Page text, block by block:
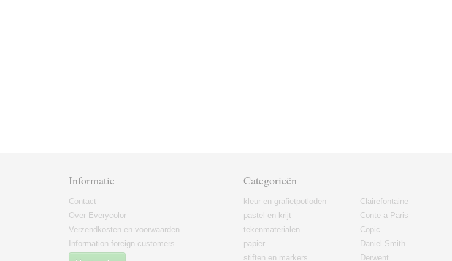
Informatie
Contact
Over Everycolor
Verzendkosten en voorwaarden
Information foreign customers
Categorieën
kleur en grafietpotloden
pastel en krijt
tekenmaterialen
papier
stiften en markers
Clairefontaine
Conte a Paris
Copic
Daniel Smith
Derwent